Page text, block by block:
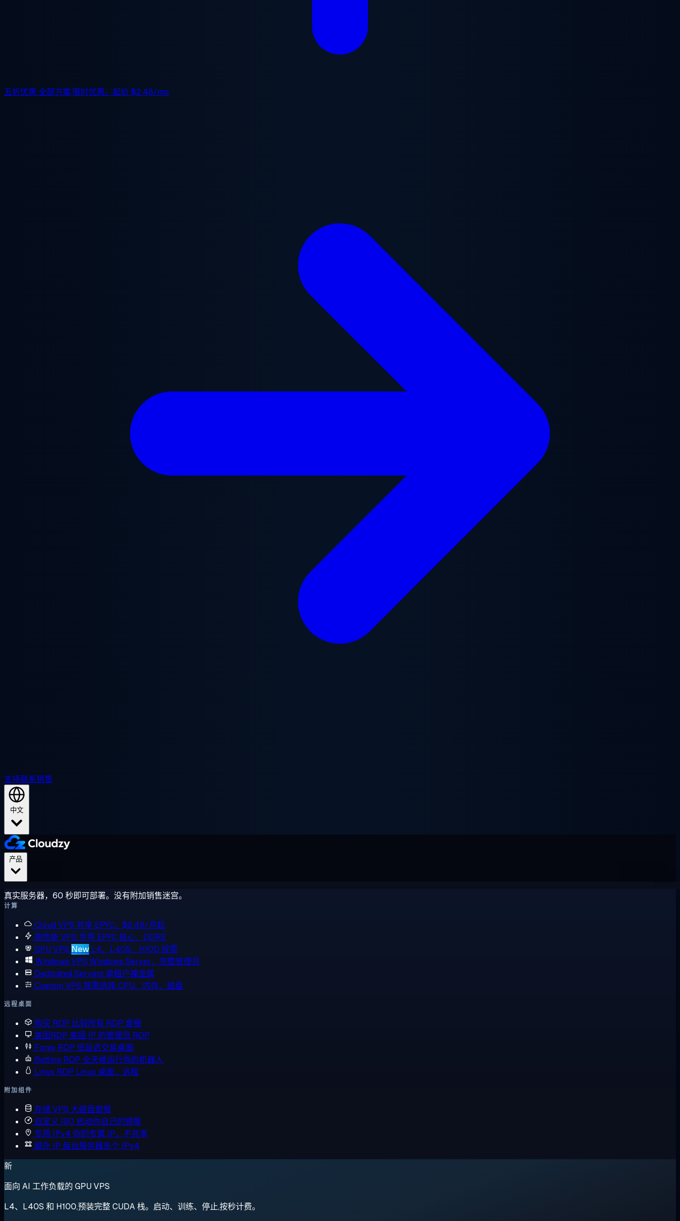
五折优惠 全部方案,限时优惠。起价$2.48/mo
支持联系销售
中文
真实服务器，60 秒即可部署。没有附加销售迷宫。
计算
Cloud VPS 共享 EPYC，$2.48/月起
高性能 VPS 专用 EPYC 核心，DDR5
GPU VPS New L4、L40S、H100 按需
Windows VPS Windows Server，完整管理员
Dedicated Servers 单租户裸金属
Custom VPS 按需选择 CPU、内存、磁盘
远程桌面
购买 RDP 比较所有 RDP 套餐
美国RDP 美国 IP 的管理员 RDP
Forex RDP 低延迟交易桌面
Botting RDP 全天候运行你的机器人
Linux RDP Linux 桌面，远程
附加组件
存储 VPS 大磁盘套餐
自定义 ISO 启动你自己的镜像
专用 IPv4 你的专属 IP，不共享
额外 IP 每台服务器多个 IPv4
新
面向 AI 工作负载的 GPU VPS
L4、L40S 和 H100,预装完整 CUDA 栈。启动、训练、停止,按秒计费。